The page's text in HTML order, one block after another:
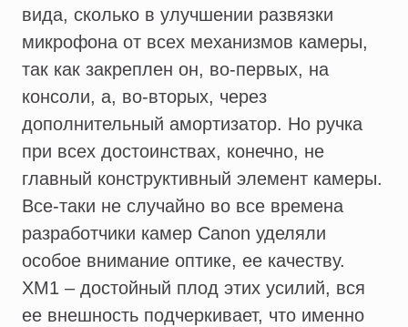
вида, сколько в улучшении развязки
микрофона от всех механизмов камеры,
так как закреплен он, во-первых, на
консоли, а, во-вторых, через
дополнительный амортизатор. Но ручка
при всех достоинствах, конечно, не
главный конструктивный элемент камеры.
Все-таки не случайно во все времена
разработчики камер Canon уделяли
особое внимание оптике, ее качеству.
XM1 – достойный плод этих усилий, вся
ее внешность подчеркивает, что именно